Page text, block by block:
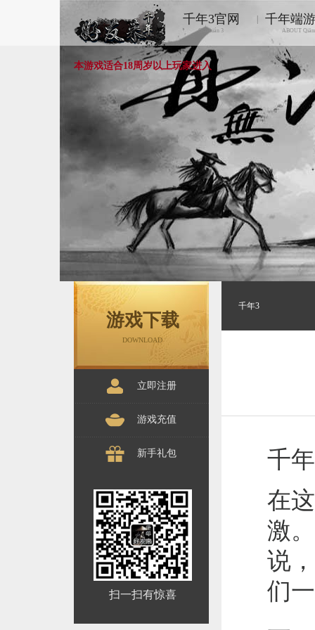
千年3官网
Qiānnián 3
千年端
ABOUT
本游戏适合18周岁以上玩家进入
游戏下载
DOWNLOAD
立即注册
游戏充值
新手礼包
扫一扫有惊喜
千年3
千
在
激
说
们